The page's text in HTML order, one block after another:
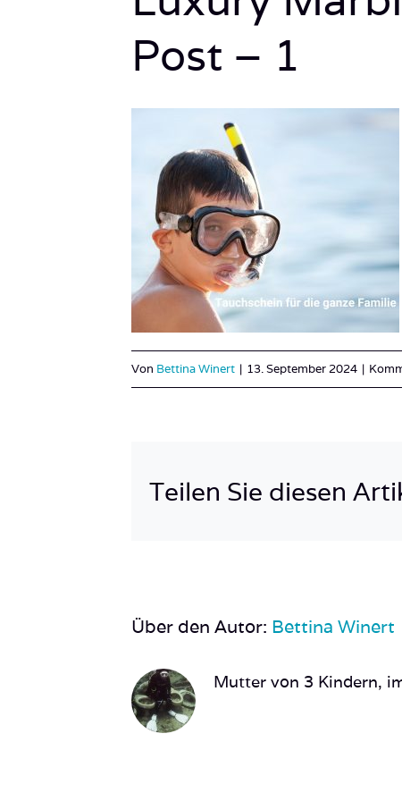
Post – 1
Von Bettina Winert | 13. September 2024 |
Teilen Sie diesen
Über den Autor: Bettina Winert
Mutter von 3 Kindern,